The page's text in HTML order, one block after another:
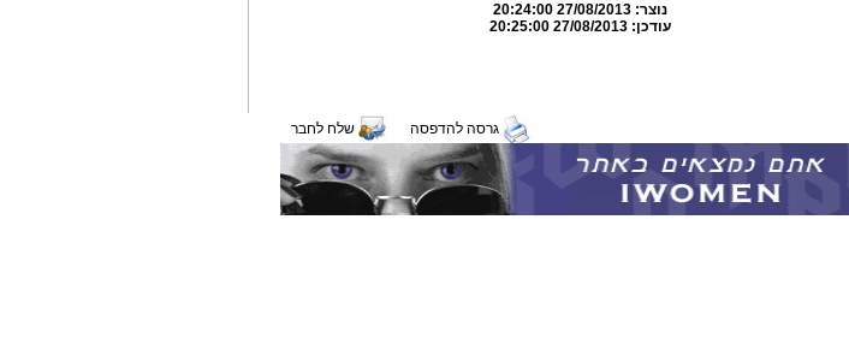
נוצר:27/08/2013 20:24:00
עודכן:27/08/2013 20:25:00
גרסה להדפסה שלח לחבר